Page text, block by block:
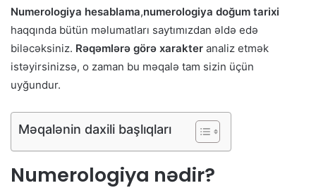
Numerologiya hesablama,numerologiya doğum tarixi
haqqında bütün məlumatları saytımızdan əldə edə
biləcəksiniz. Rəqəmlərə görə xarakter analiz etmək
istəyirsinizsə, o zaman bu məqalə tam sizin üçün
uyğundur.
Məqalənin daxili başlıqları
Numerologiya nədir?